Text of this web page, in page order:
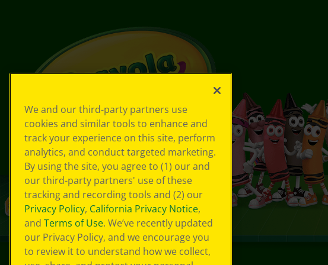
We and our third-party partners use
cookies and similar tools to enhance and
track your experience on this site, perform
analytics, and conduct targeted marketing.
By using the site, you agree to (1) our and
our third-party partners' use of these
tracking and recording tools and (2) our
Privacy Policy, California Privacy Notice,
and Terms of Use. We’ve recently updated
our Privacy Policy, and we encourage you
to review it to understand how we collect,